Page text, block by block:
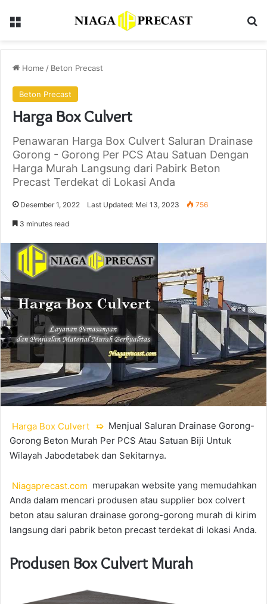
Menu
Home / Beton Precast
Beton Precast
Harga Box Culvert
Penawaran Harga Box Culvert Saluran Drainase
Gorong - Gorong Per PCS Atau Satuan Dengan
Harga Murah Langsung dari Pabirk Beton
Precast Terdekat di Lokasi Anda
Desember 1, 2022 Last Updated: Mei 13, 2023 756
3 minutes read
Harga Box Culvert ➯ Menjual Saluran Drainase Gorong-
Gorong Beton Murah Per PCS Atau Satuan Biji Untuk
Wilayah Jabodetabek dan Sekitarnya.
Niagaprecast.com merupakan website yang memudahkan
Anda dalam mencari produsen atau supplier box colvert
beton atau saluran drainase gorong-gorong murah di kirim
langsung dari pabrik beton precast terdekat di lokasi Anda.
Produsen Box Culvert Murah